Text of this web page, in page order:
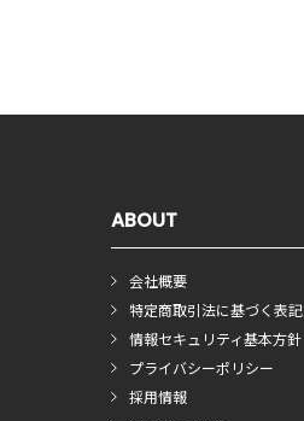
ABOUT
会社概要
特定商取引法に基づく表記
情報セキュリティ基本方針
プライバシーポリシー
採用情報